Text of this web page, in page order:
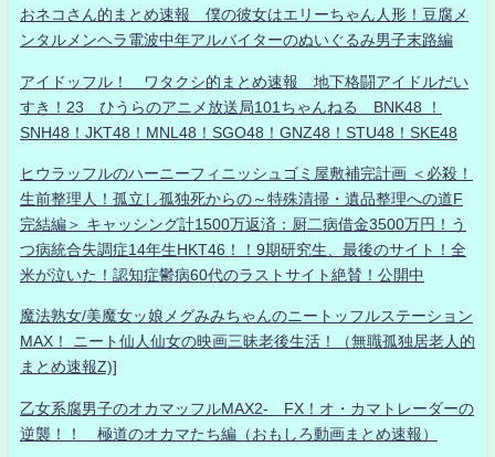
おネコさん的まとめ速報 僕の彼女はエリーちゃん人形！豆腐メ
ンタルメンヘラ電波中年アルバイターのぬいぐるみ男子末路編
アイドッフル！ ワタクシ的まとめ速報 地下格闘アイドルだい
すき！23 ひうらのアニメ放送局101ちゃんねる BNK48 ！
SNH48！JKT48！MNL48！SGO48！GNZ48！STU48！SKE48
ヒウラッフルのハーニーフィニッシュゴミ屋敷補完計画 ＜必殺！
生前整理人！孤立し孤独死からの～特殊清掃・遺品整理への道F
完結編＞ キャッシング計1500万返済：厨二病借金3500万円！う
つ病統合失調症14年生HKT46！！9期研究生、最後のサイト！全
米が泣いた！認知症鬱病60代のラストサイト絶賛！公開中
魔法熟女/美魔女ッ娘メグみみちゃんのニートッフルステーション
MAX！ ニート仙人仙女の映画三昧老後生活！（無職孤独居老人的
まとめ速報Z)]
乙女系腐男子のオカマッフルMAX2- FX！オ・カマトレーダーの
逆襲！！ 極道のオカマたち編（おもしろ動画まとめ速報）